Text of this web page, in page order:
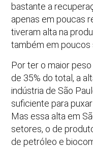
bastante a
apenas em poucas
tiveram alta na
também em poucos
Por ter o maior
de 35% do total, a
indústria de São
suficiente para
Mas essa alta em
setores, o de
de petróleo e